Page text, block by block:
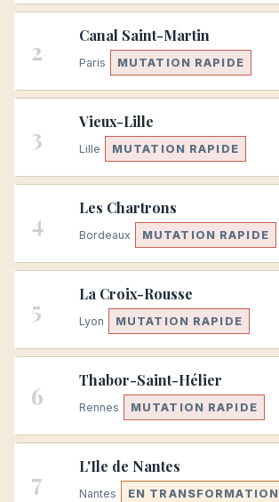
2
Canal Saint-Martin
Paris MUTATION RAPIDE
3
Vieux-Lille
Lille MUTATION RAPIDE
4
Les Chartrons
Bordeaux MUTATION RAPIDE
5
La Croix-Rousse
Lyon MUTATION RAPIDE
6
Thabor-Saint-Hélier
Rennes MUTATION RAPIDE
7
L'Ile de Nantes
Nantes EN TRANSFORMATION